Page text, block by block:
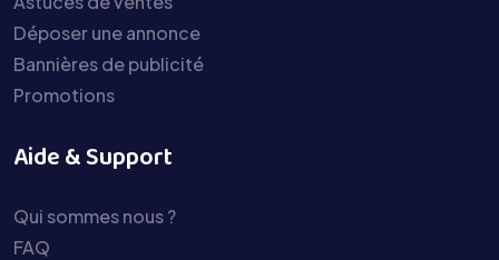
Déposer une annonce
Bannières de publicité
Promotions
Aide & Support
Qui sommes nous ?
FAQ